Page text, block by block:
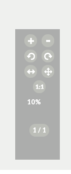
10%
1 / 1